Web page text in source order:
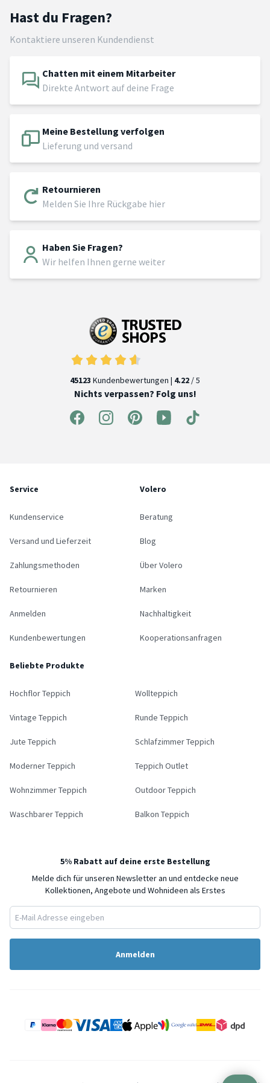
Hast du Fragen?
Kontaktiere unseren Kundendienst
Chatten mit einem Mitarbeiter
Direkte Antwort auf deine Frage
Meine Bestellung verfolgen
Lieferung und versand
Retournieren
Melden Sie Ihre Rückgabe hier
Haben Sie Fragen?
Wir helfen Ihnen gerne weiter
45123 Kundenbewertungen | 4.22 / 5
Nichts verpassen? Folg uns!
Service
Kundenservice
Versand und Lieferzeit
Zahlungsmethoden
Retournieren
Anmelden
Kundenbewertungen
Volero
Beratung
Blog
Über Volero
Marken
Nachhaltigkeit
Kooperationsanfragen
Beliebte Produkte
Hochflor Teppich Wollteppich
Vintage Teppich Runde Teppich
Jute Teppich Schlafzimmer Teppich
Moderner Teppich Teppich Outlet
Wohnzimmer Teppich Outdoor Teppich
Waschbarer Teppich Balkon Teppich
5% Rabatt auf deine erste Bestellung
Melde dich für unseren Newsletter an und entdecke neue
Kollektionen, Angebote und Wohnideen als Erstes
Anmelden